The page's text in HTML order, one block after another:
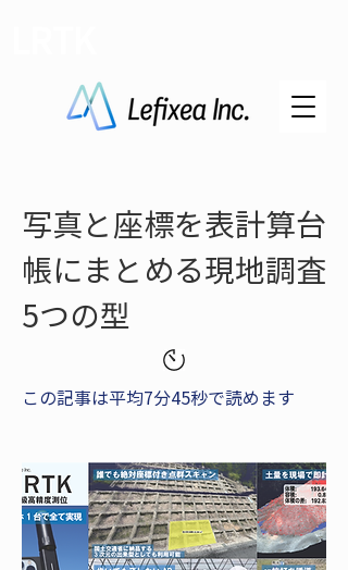
写真と座標を表計算台
帳にまとめる現地調査
5つの型
この記事は平均7分45秒で読めます